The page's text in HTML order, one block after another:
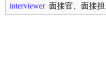
interviewer面接官、面接担